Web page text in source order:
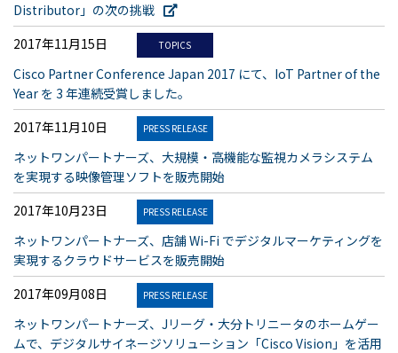
Distributor」の次の挑戦
2017年11月15日
TOPICS
Cisco Partner Conference Japan 2017 にて、IoT Partner of the
Year を 3 年連続受賞しました。
2017年11月10日
PRESS RELEASE
ネットワンパートナーズ、大規模・高機能な監視カメラシステム
を実現する映像管理ソフトを販売開始
2017年10月23日
PRESS RELEASE
ネットワンパートナーズ、店舗 Wi-Fi でデジタルマーケティングを
実現するクラウドサービスを販売開始
2017年09月08日
PRESS RELEASE
ネットワンパートナーズ、Jリーグ・大分トリニータのホームゲー
ムで、デジタルサイネージソリューション「Cisco Vision」を活用